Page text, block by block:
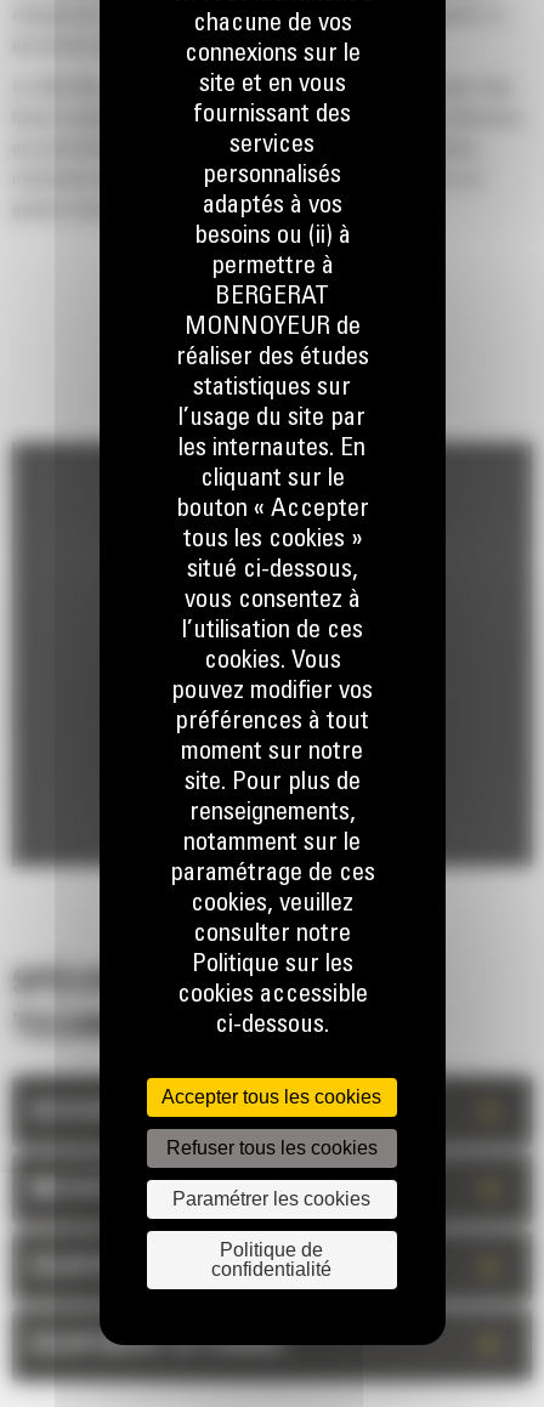
changement de vitesse, avec une sélection du rapport optimal, ce
qui permet une accélération plus rapide.
Le 785 offre un TKPH /TMPH (tonne-kilomètre-heure / tonne-mile-
heure) supérieur de 6 % grâce à des pneus de plus grande dimension
qui permettent aux mines de profiter de vitesses plus élevées,
notamment dans les applications plates, longues distances et à
Les fonctions d'optimisation de la productivité telles que l'aide au
démarrage en côte avec fonction anti-recul, la commande de traction
optimisée, le contrôle de stabilité dynamique (DSC), le système de
freinage antiblocage (ABS), la limitation de vitesse et le régulateur
de vitesse de la machine améliorent la réactivité et la maniabilité de
la machine tout en optimisant les temps de cycle et en réduisant la
fatigue du conducteur.
SPÉCIFICATIONS
TECHNIQUES
DESCRIPTION
ÉQUIPEMENT STANDARD
ÉQUIPEMENT OPTIONNEL
chacune de vos
connexions sur le
site et en vous
fournissant des
services
personnalisés
adaptés à vos
besoins ou (ii) à
permettre à
BERGERAT
MONNOYEUR de
réaliser des études
statistiques sur
l’usage du site par
les internautes. En
cliquant sur le
bouton « Accepter
tous les cookies »
situé ci-dessous,
vous consentez à
l’utilisation de ces
cookies. Vous
pouvez modifier vos
préférences à tout
moment sur notre
site. Pour plus de
renseignements,
notamment sur le
paramétrage de ces
cookies, veuillez
consulter notre
Politique sur les
cookies accessible
ci-dessous.
Accepter tous les cookies
Refuser tous les cookies
Paramétrer les cookies
Politique de
confidentialité